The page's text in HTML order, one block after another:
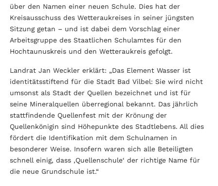
über den Namen einer neuen Schule. Dies hat der
Kreisausschuss des Wetteraukreises in seiner jüngsten
Sitzung getan – und ist dabei dem Vorschlag einer
Arbeitsgruppe des Staatlichen Schulamtes für den
Hochtaunuskreis und den Wetteraukreis gefolgt.
Landrat Jan Weckler erklärt: „Das Element Wasser ist
identitätsstiftend für die Stadt Bad Vilbel: Sie wird nicht
umsonst als Stadt der Quellen bezeichnet und ist für
seine Mineralquellen überregional bekannt. Das jährlich
stattfindende Quellenfest mit der Krönung der
Quellenkönigin sind Höhepunkte des Stadtlebens. All dies
fördert die Identifikation mit dem Schulnamen in
besonderer Weise. Insofern waren sich alle Beteiligten
schnell einig, dass ,Quellenschule‘ der richtige Name für
die neue Grundschule ist.“